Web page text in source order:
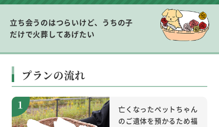
立ち会うのはつらいけど、うちの子
だけで火葬してあげたい
プランの流れ
亡くなったペットちゃん
のご遺体を預かるため福